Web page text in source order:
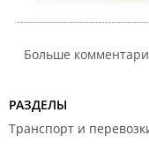
Больше
РАЗДЕЛЫ
Транспорт и